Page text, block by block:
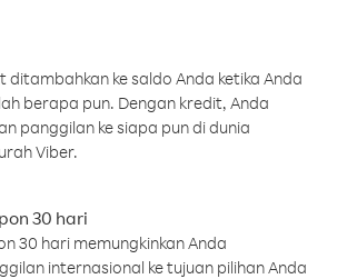
ditambahkan ke saldo Anda ketika Anda
berapa pun. Dengan kredit, Anda
panggilan ke siapa pun di dunia
Viber.
30 hari
30 hari memungkinkan Anda
internasional ke tujuan pilihan Anda